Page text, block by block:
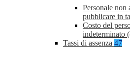
Personale non
pubblicare in
Costo del
indeterminato
Tassi di assenza 47